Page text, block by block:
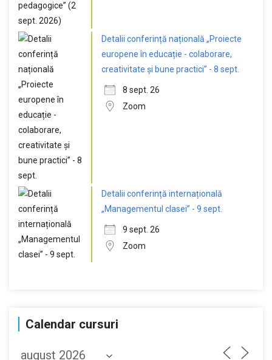
Detalii conferință națională „Proiecte
europene în educație - colaborare,
creativitate și bune practici” - 8 sept.
8 sept. 26
Zoom
Detalii conferință internațională
„Managementul clasei” - 9 sept.
9 sept. 26
Zoom
Calendar cursuri